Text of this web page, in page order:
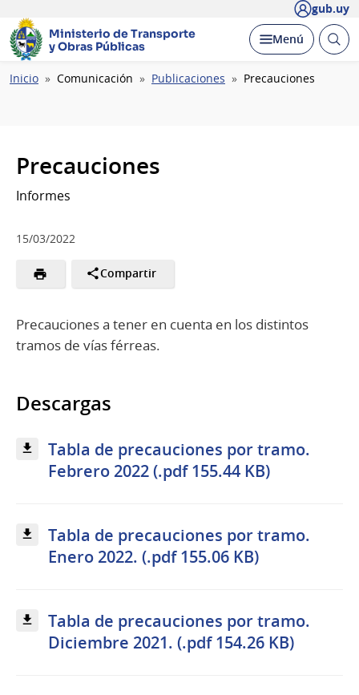
gub.uy
Ministerio de Transporte
y Obras Públicas
Desplegar
Menú Abrir
Ruta
Inicio Comunicación Publicaciones Precauciones
Precauciones
Informes
15/03/2022
Compartir
Precauciones a tener en cuenta en los distintos
tramos de vías férreas.
Descargas
Tabla de precauciones por tramo.
Febrero 2022 (.pdf 155.44 KB)
Tabla de precauciones por tramo.
Enero 2022. (.pdf 155.06 KB)
Tabla de precauciones por tramo.
Diciembre 2021. (.pdf 154.26 KB)